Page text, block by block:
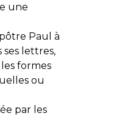
une
Paul à
ses lettres,
formes
ou
par les